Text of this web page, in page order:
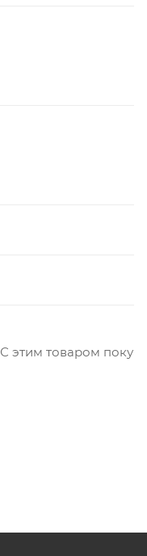
С этим товаром